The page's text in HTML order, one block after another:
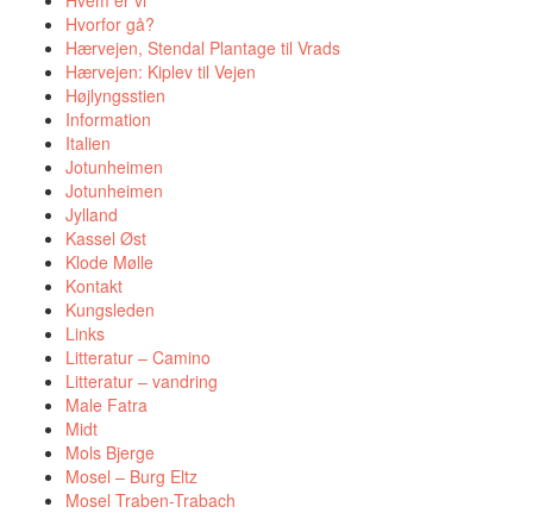
Hvorfor gå?
Hærvejen, Stendal Plantage til Vrads
Hærvejen: Kiplev til Vejen
Højlyngsstien
Information
Italien
Jotunheimen
Jotunheimen
Jylland
Kassel Øst
Klode Mølle
Kontakt
Kungsleden
Links
Litteratur – Camino
Litteratur – vandring
Male Fatra
Midt
Mols Bjerge
Mosel – Burg Eltz
Mosel Traben-Trabach